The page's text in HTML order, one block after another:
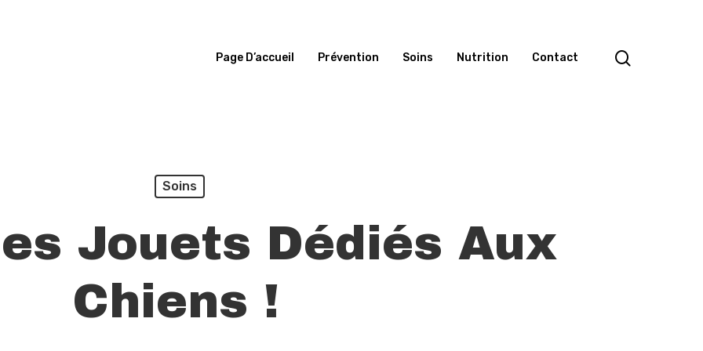
Page D’accueil Prévention Soins Nutrition Contact
Soins
Jouets Dédiés Aux
Chiens !